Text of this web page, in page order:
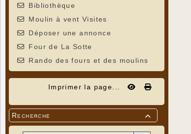
Bibliothèque
Moulin à vent Visites
Déposer une annonce
Four de La Sotte
Rando des fours et des moulins
Imprimer la page...

Recherche